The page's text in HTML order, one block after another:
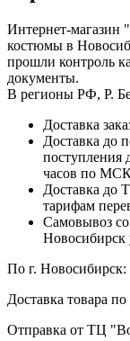
Интернет-магазин
костюмы в
прошли контроль
документы.
В регионы РФ, Р.
Доставка
Доставка до
поступления
часов по
Доставка до
тарифам
Самовывоз со
Новосибирск
По г. Новосибирск:
Доставка товара
Отправка от ТЦ